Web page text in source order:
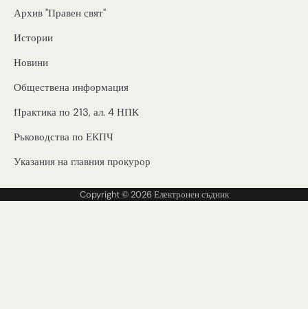
Архив "Правен свят"
Истории
Новини
Обществена информация
Практика по 213, ал. 4 НПК
Ръководства по ЕКПЧ
Указания на главния прокурор
Copyright © 2026Електронен съдник